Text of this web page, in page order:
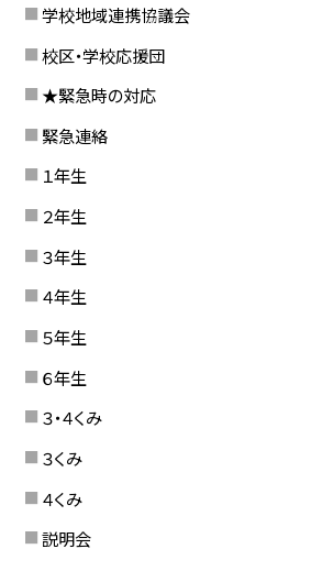
学校地域連携協議会
校区・学校応援団
★緊急時の対応
緊急連絡
１年生
２年生
３年生
４年生
５年生
６年生
３・４くみ
３くみ
４くみ
説明会